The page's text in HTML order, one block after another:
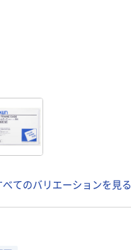
べてのバリエーションを見る